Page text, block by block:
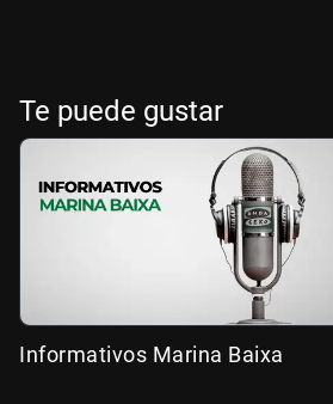
Te puede gustar
Informativos Marina Baixa